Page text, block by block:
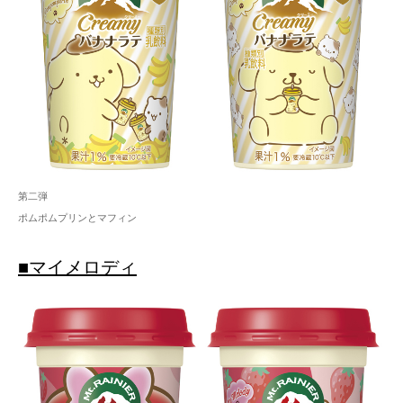
第二弾
ポムポムプリンとマフィン
■マイメロディ